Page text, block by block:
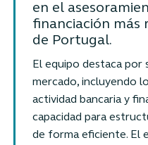
en el
financiación más
de Portugal.
El equipo destaca
mercado, incluyendo
actividad bancaria y
capacidad para
de forma eficiente. El